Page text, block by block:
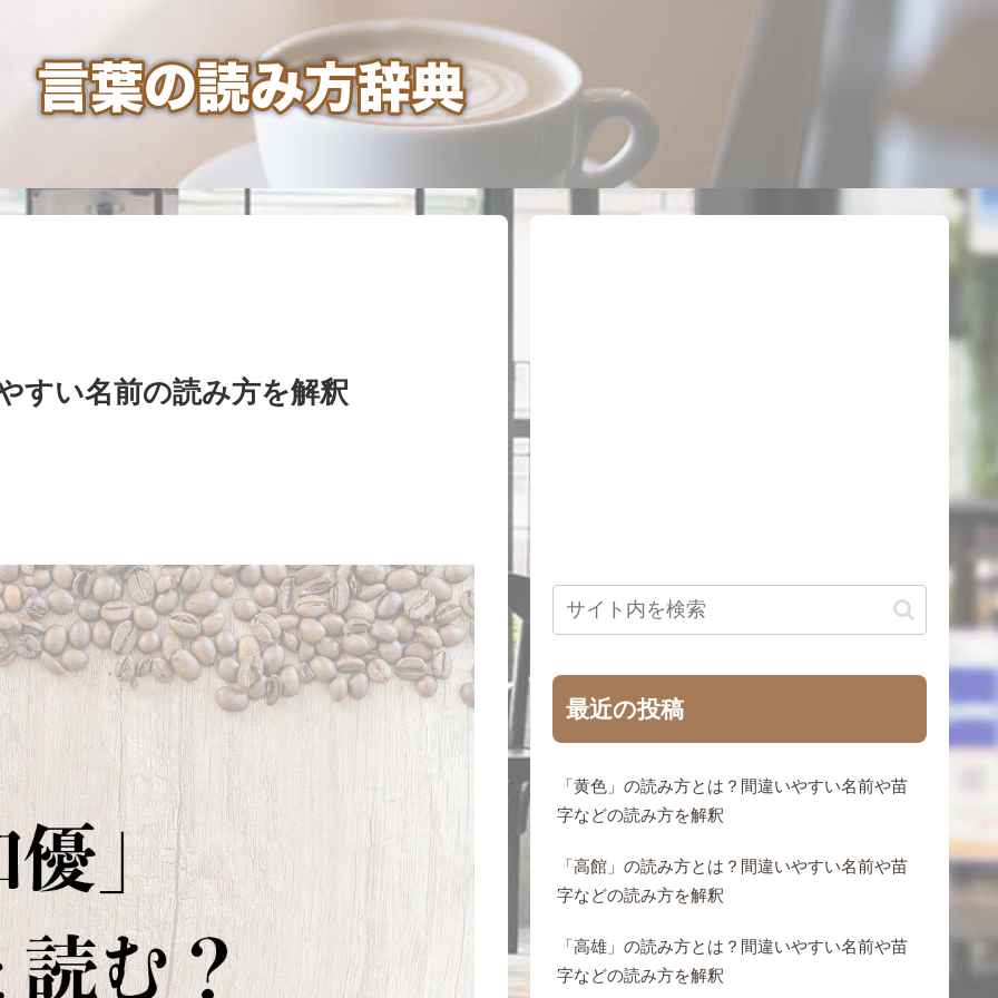
すい名前の読み方を解釈
最近の投稿
「黄色」の読み方とは？間違いやすい名前や苗
字などの読み方を解釈
「高館」の読み方とは？間違いやすい名前や苗
字などの読み方を解釈
「高雄」の読み方とは？間違いやすい名前や苗
字などの読み方を解釈